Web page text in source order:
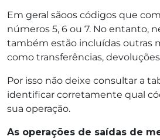
Em geral sãoos códigos que
números 5, 6 ou 7. No entanto,
também estão incluídas outras
como transferências,
Por isso não deixe consultar a
identificar corretamente qual
sua operação.
As operações de saídas de